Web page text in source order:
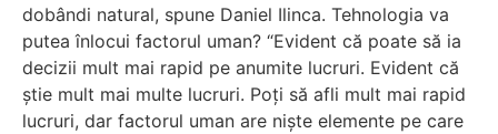
dobândi natural, spune Daniel Ilinca. Tehnologia va
putea înlocui factorul uman? “Evident că poate să ia
decizii mult mai rapid pe anumite lucruri. Evident că
știe mult mai multe lucruri. Poți să afli mult mai rapid
lucruri, dar factorul uman are niște elemente pe care